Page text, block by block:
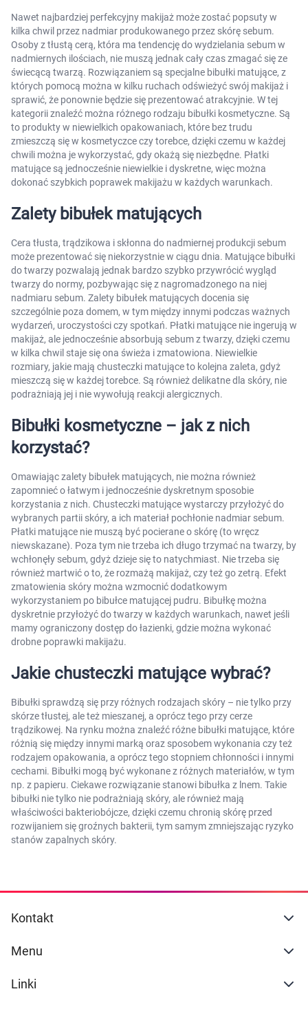
Korzystamy z plików cookies w celu
dostosowania zawartości serwisu do Twoich
preferencji. Więcej informacji znajdziesz w
naszejpolityce prywatności. Możesz określić
warunki przechowywania lub dostępu do
cookies poprzez kliknięcie przycisku
"Ustawienia" lub możesz zaakceptować
ustawienia wszystkich cookies klikając
AKCEPTUJĘ WSZYSTKIE
AKCEPTUJĘ WSZYSTKIE
Motoryzacja
Grupy produktowe
Marki
Nawet najbardziej perfekcyjny makijaż może zostać popsuty w
kilka chwil przez nadmiar produkowanego przez skórę sebum.
Osoby z tłustą cerą, która ma tendencję do wydzielania sebum w
nadmiernych ilościach, nie muszą jednak cały czas zmagać się ze
świecącą twarzą. Rozwiązaniem są specjalne bibułki matujące, z
których pomocą można w kilku ruchach odświeżyć swój makijaż i
sprawić, że ponownie będzie się prezentować atrakcyjnie. W tej
kategorii znaleźć można różnego rodzaju bibułki kosmetyczne. Są
to produkty w niewielkich opakowaniach, które bez trudu
zmieszczą się w kosmetyczce czy torebce, dzięki czemu w każdej
chwili można je wykorzystać, gdy okażą się niezbędne. Płatki
matujące są jednocześnie niewielkie i dyskretne, więc można
dokonać szybkich poprawek makijażu w każdych warunkach.
Zalety bibułek matujących
Cera tłusta, trądzikowa i skłonna do nadmiernej produkcji sebum
może prezentować się niekorzystnie w ciągu dnia. Matujące bibułki
do twarzy pozwalają jednak bardzo szybko przywrócić wygląd
twarzy do normy, pozbywając się z nagromadzonego na niej
nadmiaru sebum. Zalety bibułek matujących docenia się
szczególnie poza domem, w tym między innymi podczas ważnych
wydarzeń, uroczystości czy spotkań. Płatki matujące nie ingerują w
makijaż, ale jednocześnie absorbują sebum z twarzy, dzięki czemu
w kilka chwil staje się ona świeża i zmatowiona. Niewielkie
rozmiary, jakie mają chusteczki matujące to kolejna zaleta, gdyż
mieszczą się w każdej torebce. Są również delikatne dla skóry, nie
podrażniają jej i nie wywołują reakcji alergicznych.
Bibułki kosmetyczne – jak z nich
korzystać?
Omawiając zalety bibułek matujących, nie można również
zapomnieć o łatwym i jednocześnie dyskretnym sposobie
korzystania z nich. Chusteczki matujące wystarczy przyłożyć do
wybranych partii skóry, a ich materiał pochłonie nadmiar sebum.
Płatki matujące nie muszą być pocierane o skórę (to wręcz
niewskazane). Poza tym nie trzeba ich długo trzymać na twarzy, by
wchłonęły sebum, gdyż dzieje się to natychmiast. Nie trzeba się
również martwić o to, że rozmażą makijaż, czy też go zetrą. Efekt
zmatowienia skóry można wzmocnić dodatkowym
wykorzystaniem po bibułce matującej pudru. Bibułkę można
dyskretnie przyłożyć do twarzy w każdych warunkach, nawet jeśli
mamy ograniczony dostęp do łazienki, gdzie można wykonać
drobne poprawki makijażu.
Jakie chusteczki matujące wybrać?
Bibułki sprawdzą się przy różnych rodzajach skóry – nie tylko przy
skórze tłustej, ale też mieszanej, a oprócz tego przy cerze
trądzikowej. Na rynku można znaleźć różne bibułki matujące, które
różnią się między innymi marką oraz sposobem wykonania czy też
rodzajem opakowania, a oprócz tego stopniem chłonności i innymi
cechami. Bibułki mogą być wykonane z różnych materiałów, w tym
np. z papieru. Ciekawe rozwiązanie stanowi bibułka z lnem. Takie
bibułki nie tylko nie podrażniają skóry, ale również mają
właściwości bakteriobójcze, dzięki czemu chronią skórę przed
rozwijaniem się groźnych bakterii, tym samym zmniejszając ryzyko
stanów zapalnych skóry.
Kontakt
Menu
Linki